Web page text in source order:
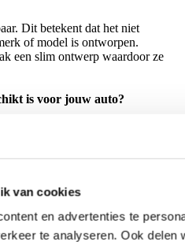
van cookies
en advertenties te
te analyseren. Ook
Dit betekent dat het niet
of model is ontworpen.
een slim ontwerp waardoor ze
is voor jouw auto?
eigen inzicht. Door de
het product te raadplegen, kun je
jouw auto.